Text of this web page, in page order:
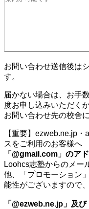
お問い合わせ送信後は
す。
届かない場合は、お手
度お申し込みいただくか
お問い合わせ先の校舎
【重要】ezweb.ne.jp
スをご利用のお客様へ
「@gmail.com」のア
Loohcs志塾からのメー
他、「プロモーション
能性がございますので
「@ezweb.ne.jp」及